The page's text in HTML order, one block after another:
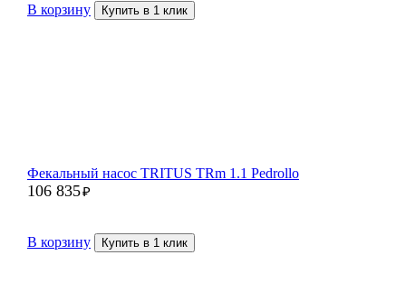
В корзину Купить в 1 клик
Фекальный насос TRITUS TRm 1.1 Pedrollo
106 835₽
В корзину Купить в 1 клик